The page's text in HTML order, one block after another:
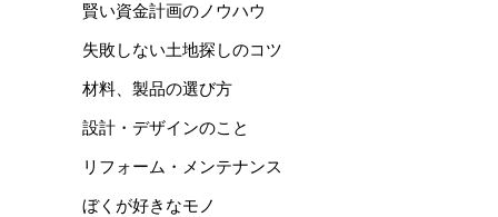
賢い資金計画のノウハウ
失敗しない土地探しのコツ
材料、製品の選び方
設計・デザインのこと
リフォーム・メンテナンス
ぼくが好きなモノ